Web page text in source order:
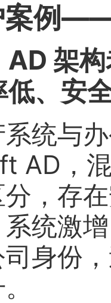
例
AD 架
、安
统与
AD，
，存
统激
身份